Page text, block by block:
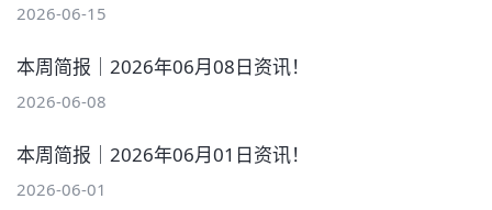
2026-06-15
本周简报｜2026年06月08日资讯！
2026-06-08
本周简报｜2026年06月01日资讯！
2026-06-01